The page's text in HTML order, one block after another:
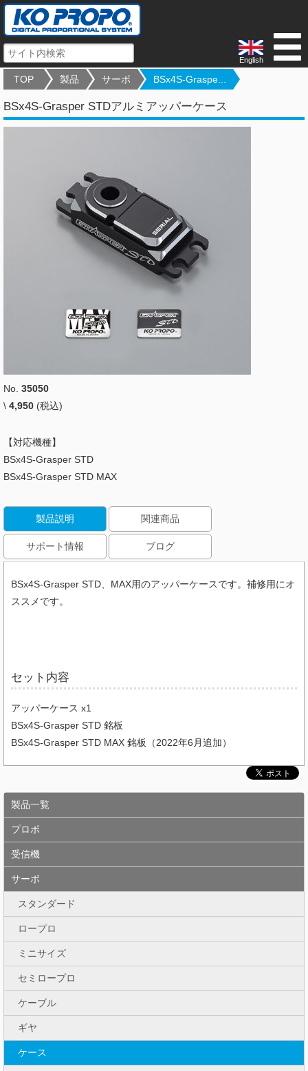
English
TOP 製品 サーボ BSx4S-Graspe...
BSx4S-Grasper STDアルミアッパーケース
No. 35050
\ 4,950 (税込)
【対応機種】
BSx4S-Grasper STD
BSx4S-Grasper STD MAX
製品説明 関連商品
サポート情報 ブログ
BSx4S-Grasper STD、MAX用のアッパーケースです。補修用にオ
ススメです。
セット内容
アッパーケース x1
BSx4S-Grasper STD 銘板
BSx4S-Grasper STD MAX 銘板（2022年6月追加）
製品一覧
プロポ
受信機
サーボ
スタンダード
ロープロ
ミニサイズ
セミロープロ
ケーブル
ギヤ
ケース